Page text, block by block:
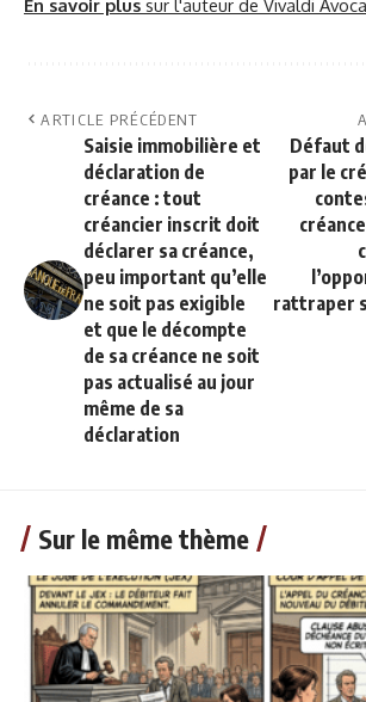
En savoir plus sur l'auteur de Vivaldi
ARTICLE PRÉCÉDENT
Saisie immobilière et
déclaration de
créance : tout
créancier inscrit doit
déclarer sa créance,
peu important qu’elle
ne soit pas exigible
et que le décompte
de sa créance ne soit
pas actualisé au jour
même de sa
déclaration
Défaut
par le
rattraper
Sur le même thème